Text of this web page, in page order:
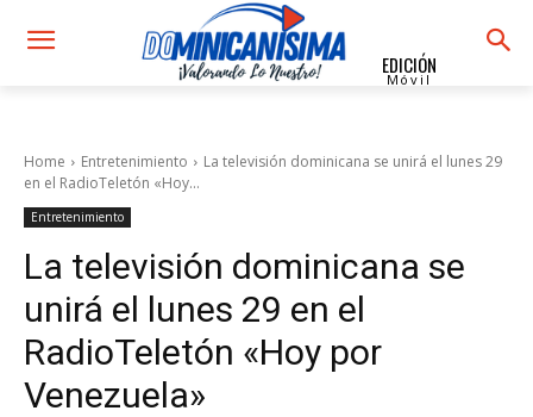
EDICIÓN
Móvil
Home Entretenimiento
La televisión dominicana se unirá el lunes 29
en el RadioTeletón «Hoy...
Entretenimiento
La televisión dominicana se
unirá el lunes 29 en el
RadioTeletón «Hoy por
Venezuela»